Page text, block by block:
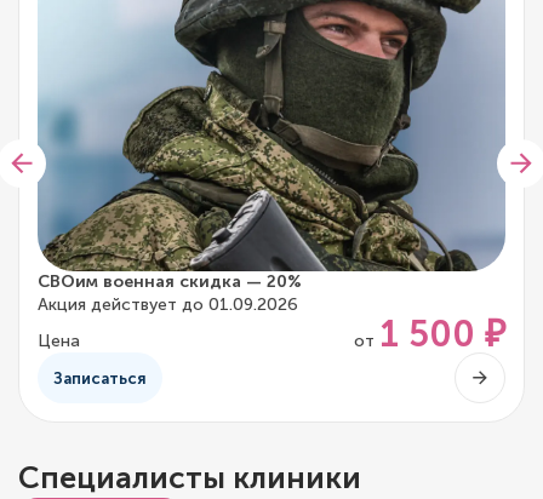
СВОим военная скидка — 20%
Акция действует до 01.09.2026
Цена
от 1 500 ₽
Записаться
Специалисты клиники